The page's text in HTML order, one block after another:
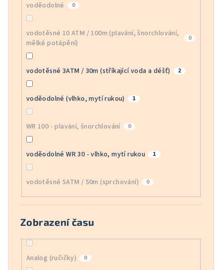
voděodolné 0
vodotěsné 10 ATM / 100m (plavání, šnorchlování,
mělké potápění)
0
vodotěsné 3ATM / 30m (stříkající voda a déšť) 2
voděodolné (vlhko, mytí rukou) 1
WR 100 - plavání, šnorchlování 0
voděodolné WR 30 - vlhko, mytí rukou 1
vodotěsné 5ATM / 50m (sprchování) 0
Zobrazení času
Analog (ručičky) 0